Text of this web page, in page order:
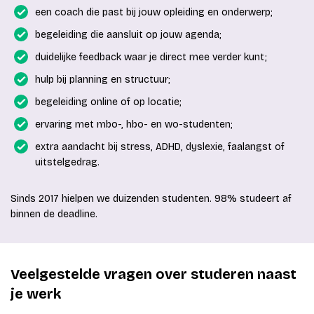
een coach die past bij jouw opleiding en onderwerp;
begeleiding die aansluit op jouw agenda;
duidelijke feedback waar je direct mee verder kunt;
hulp bij planning en structuur;
begeleiding online of op locatie;
ervaring met mbo-, hbo- en wo-studenten;
extra aandacht bij stress, ADHD, dyslexie, faalangst of
uitstelgedrag.
Sinds 2017 hielpen we duizenden studenten. 98% studeert af
binnen de deadline.
Veelgestelde vragen over studeren naast
je werk